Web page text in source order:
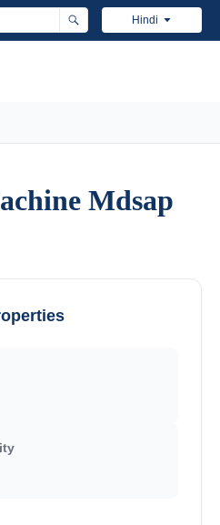
Hindi
Mdsap
Mdsap